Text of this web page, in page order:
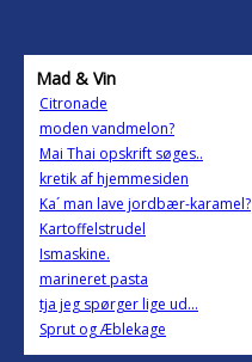
Mad & Vin
Citronade
moden vandmelon?
Mai Thai opskrift søges..
kretik af hjemmesiden
Ka´ man lave jordbær-karamel?
Kartoffelstrudel
Ismaskine.
marineret pasta
tja jeg spørger lige ud...
Sprut og Æblekage